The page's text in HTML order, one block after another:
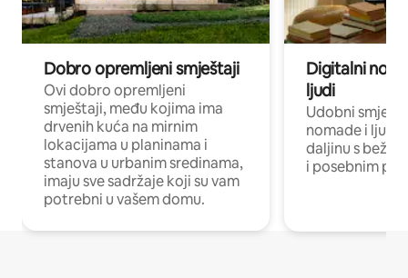
Dobro opremljeni smještaji
Ovi dobro opremljeni
smještaji, među kojima ima
drvenih kuća na mirnim
lokacijama u planinama i
stanova u urbanim sredinama,
imaju sve sadržaje koji su vam
potrebni u vašem domu.
Digitalni
ljudi
Udobni
nomade i ljude
daljinu s
i posebnim